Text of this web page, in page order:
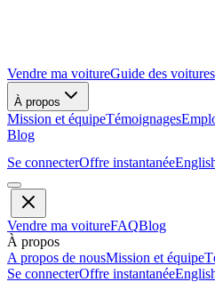
Vendre ma voitureGuide des voitures
À propos
Mission et équipeTémoignages
Blog
Se connecterOffre instantanée
Vendre ma voitureFAQBlog
À propos
A propos de nousMission et équipe
Se connecterOffre instantanée